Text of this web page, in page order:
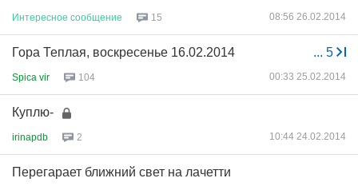
Интересное сообщение 15 08:56 26.02.2014
... 5
Гора Теплая, воскресенье 16.02.2014
Spica vir 104 00:33 25.02.2014
Куплю-
irinapdb 2 10:44 24.02.2014
Перегарает ближний свет на лачетти